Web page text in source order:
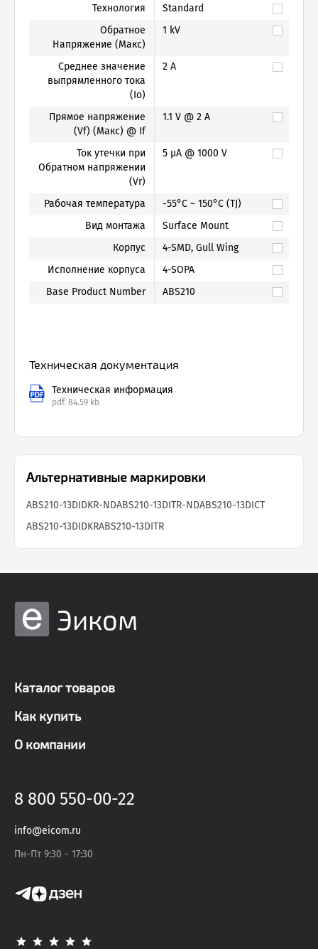
Технология
Standard
Обратное
Напряжение (Макс)
1 kV
Cреднее значение
выпрямленного тока
(Io)
2 A
Прямое напряжение
(Vf) (Макс) @ If
1.1 V @ 2 A
Ток утечки при
Обратном напряжении
(Vr)
5 µA @ 1000 V
Рабочая температура
-55°C ~ 150°C (TJ)
Вид монтажа
Surface Mount
Корпус
4-SMD, Gull Wing
Исполнение корпуса
4-SOPA
Base Product Number
ABS210
Техническая документация
Техническая информация
pdf. 84.59 kb
Альтернативные маркировки
ABS210-13DIDKR-NDABS210-13DITR-NDABS210-13DICT
ABS210-13DIDKRABS210-13DITR
Эиком
Каталог товаров
Как купить
О компании
8 800 550-00-22
info@eicom.ru
Пн-Пт 9:30 - 17:30